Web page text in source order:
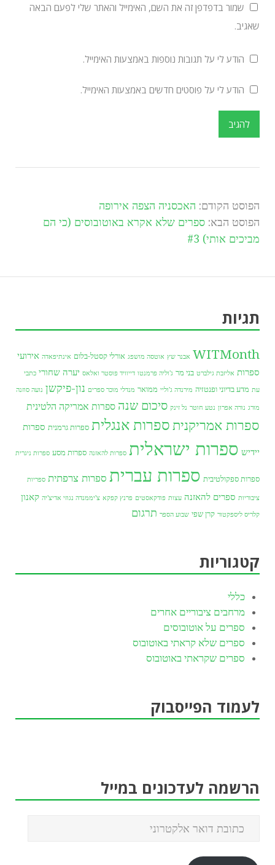
שמור בדפדפן זה את השם, האימייל והאתר שלי לפעם הבאה
שאגיב.
הודע לי על תגובות נוספות באמצעות האימייל.
הודע לי על פוסטים חדשים באמצעות האימייל.
הפוסט הקודם: האכסניה הצפה אירופה
הפוסט הבא: ספרים שלא אקרא באוטובוסים (כי הם
מביכים אותי) #3
תגיות
WITMonth אבנר שץ אוטסה מושפג אורלי קסטל-בלום אינתיפאדה אירועי
ספרות אליזבת גילברט בני מר ג'וליה פרמנטו דייוויד פוסטר ואלאס יערה שחורי כתבי
עת מדע בדיוני ופנטזיה מירנדה ג'וליי ממואר מנדלי מוכר ספרים נון-פיקשן נועה סוזנה
מורג נורה אפרון נטע חוטר נל זינק סיכום שנה ספרות אמריקה הלטינית
ספרות אמריקנית ספרות אנגלית ספרות גרמנית ספרות
יידיש ספרות ישראלית ספרות להאזנה ספרות מסע ספרות ניגרית
ספרות ספקולטיבית ספרות עברית ספרות צרפתית ספריות
ציבוריות ספרים להאזנה עצות פודקאסטים פרנץ קפקא צ'יממנדה נגוזי אדיצ'יה קאנון
קלריס ליספקטור קרן שפי שבוע הספר תרגום
קטגוריות
כללי
מרחבים ציבוריים אחרים
ספרים על אוטובוסים
ספרים שלא קראתי באוטובוס
ספרים שקראתי באוטובוס
לעמוד הפייסבוק
הרשמה לעדכונים במייל